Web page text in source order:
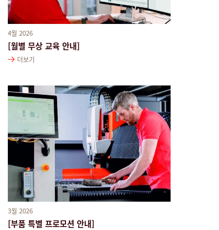
4월 2026
[월별 무상 교육 안내]
더보기
3월 2026
[부품 특별 프로모션 안내]